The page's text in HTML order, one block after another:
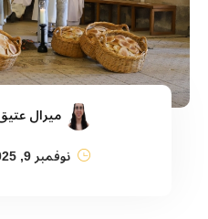
ميرال
نوفمبر 9, 2025